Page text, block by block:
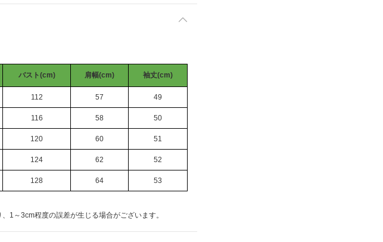
バスト(cm) 肩幅(cm) 袖丈(cm)
112 57 49
116 58 50
120 60 51
124 62 52
128 64 53
1～3cm程度の誤差が生じる場合がございます。